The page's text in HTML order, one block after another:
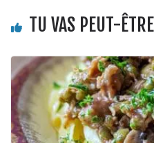
TU VAS PEUT-